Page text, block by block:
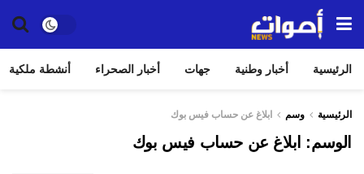
الرئيسية أخبار وطنية جهات أخبار الصحراء أنشطة ملكية
الرئيسية وسم ابلاغ عن حساب فيس بوك
الوسم: ابلاغ عن حساب فيس بوك